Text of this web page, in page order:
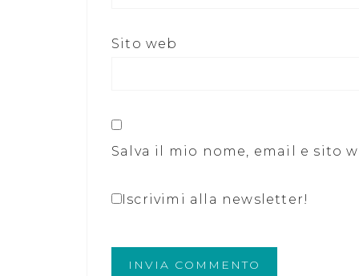
Sito web
Salva il mio nome, email e sito
Iscrivimi alla newsletter!